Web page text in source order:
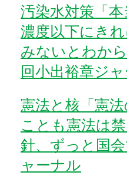
汚染水対策「
濃度以下にき
みないとわか
回小出裕章ジ
憲法と核「憲
ことも憲法は
針、ずっと国
ャーナル